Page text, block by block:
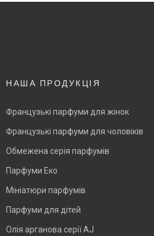
НАША ПРОДУКЦІЯ
Французькі парфуми для жінок
Французькі парфуми для чоловіків
Обмежена серія парфумів
Парфуми Еко
Мініатюри парфумів
Парфуми для дітей
Олія арганова серії AJ